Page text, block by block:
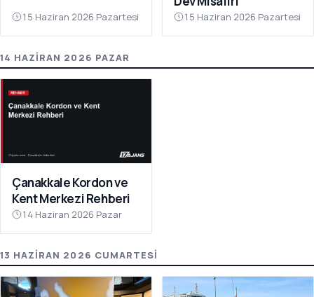
15 Haziran 2026 Pazartesi 15 Haziran 2026 Pazartesi
14 HAZIRAN 2026 PAZAR
Çanakkale Kordon ve
Kent Merkezi Rehberi
14 Haziran 2026 Pazar
13 HAZIRAN 2026 CUMARTESI